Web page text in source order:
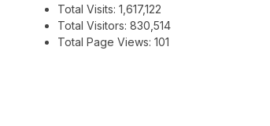
Total Visits: 1,617,122
Total Visitors: 830,514
Total Page Views: 101